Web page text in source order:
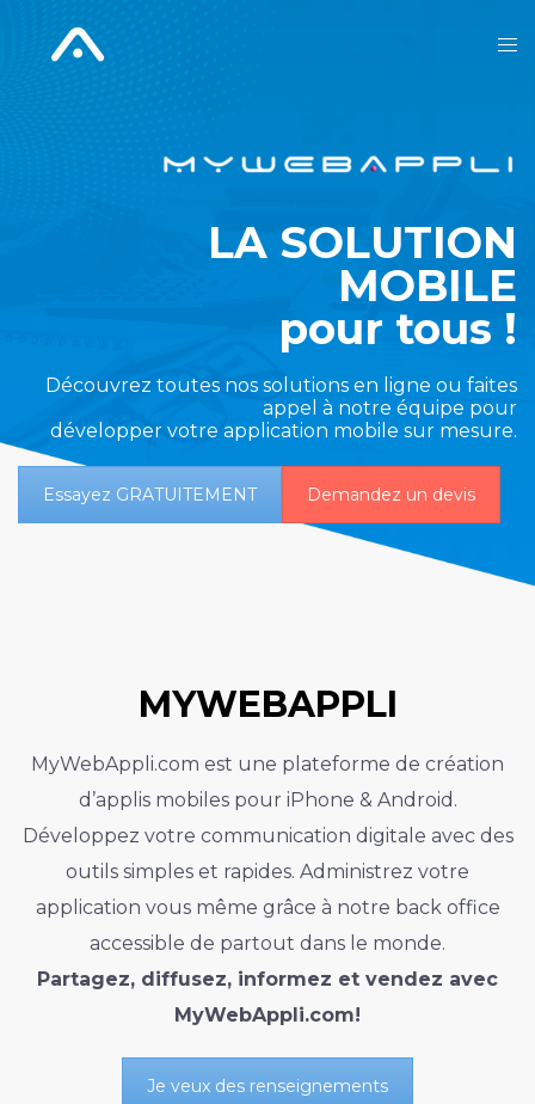
LA SOLUTION
MOBILE
pour tous !
Découvrez toutes nos solutions en ligne ou faites
appel à notre équipe pour
développer votre application mobile sur mesure.
Essayez GRATUITEMENT Demandez un devis
MYWEBAPPLI
MyWebAppli.com est une plateforme de création
d’applis mobiles pour iPhone & Android.
Développez votre communication digitale avec des
outils simples et rapides. Administrez votre
application vous même grâce à notre back office
accessible de partout dans le monde.
Partagez, diffusez, informez et vendez avec
MyWebAppli.com!
Je veux des renseignements